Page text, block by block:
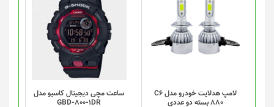
لامپ هدلایت خودرو مدل C6
880 بسته دو عددی
ساعت مچی دیجیتال کاسیو مدل
GBD-800-1DR